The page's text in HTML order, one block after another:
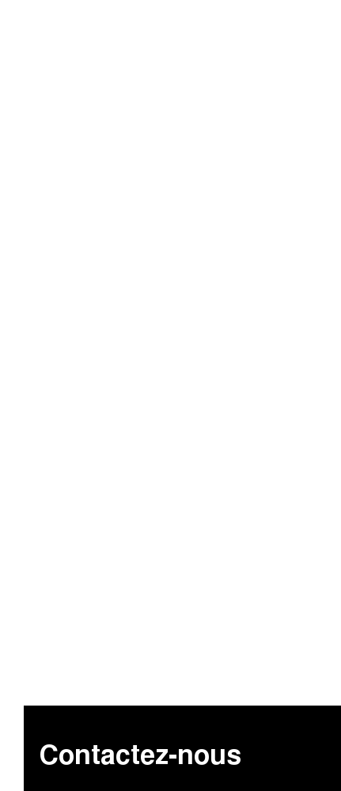
Contactez-nous